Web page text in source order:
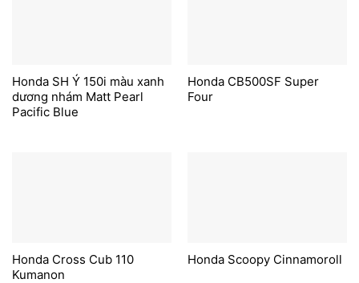
Honda SH Ý 150i màu xanh
dương nhám Matt Pearl
Pacific Blue
Honda CB500SF Super
Four
Honda Cross Cub 110
Kumanon
Honda Scoopy Cinnamoroll